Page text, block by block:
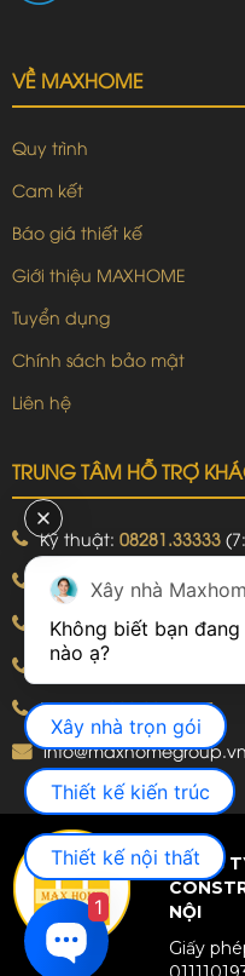
VỀ MAXHOME
Quy trình
Cam kết
Báo giá thiết kế
Giới thiệu MAXHOME
Tuyển dụng
Chính sách bảo mật
Liên hệ
TRUNG TÂM HỖ TRỢ
Kỹ thuật: 08281.33333
Khiếu nại: 09240.99999
Bảo hành:09240.99999
Hotline: 092.774.8888
Hotline: 092.924.5555
info@maxhomegroup.vn
CÔNG
NỘI
Giấy
Xây nhà
Không biết bạn
Xây nhà trọn gói
Thiết kế kiến trúc
Thiết kế nội thất
1